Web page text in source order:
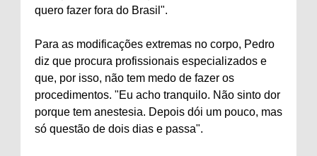
quero fazer fora do Brasil".
Para as modificações extremas no corpo, Pedro
diz que procura profissionais especializados e
que, por isso, não tem medo de fazer os
procedimentos. "Eu acho tranquilo. Não sinto dor
porque tem anestesia. Depois dói um pouco, mas
só questão de dois dias e passa".